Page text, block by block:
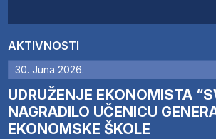
AKTIVNOSTI
30. Juna 2026.
UDRUŽENJE EKONOMISTA
NAGRADILO UČENICU
EKONOMSKE ŠKOLE